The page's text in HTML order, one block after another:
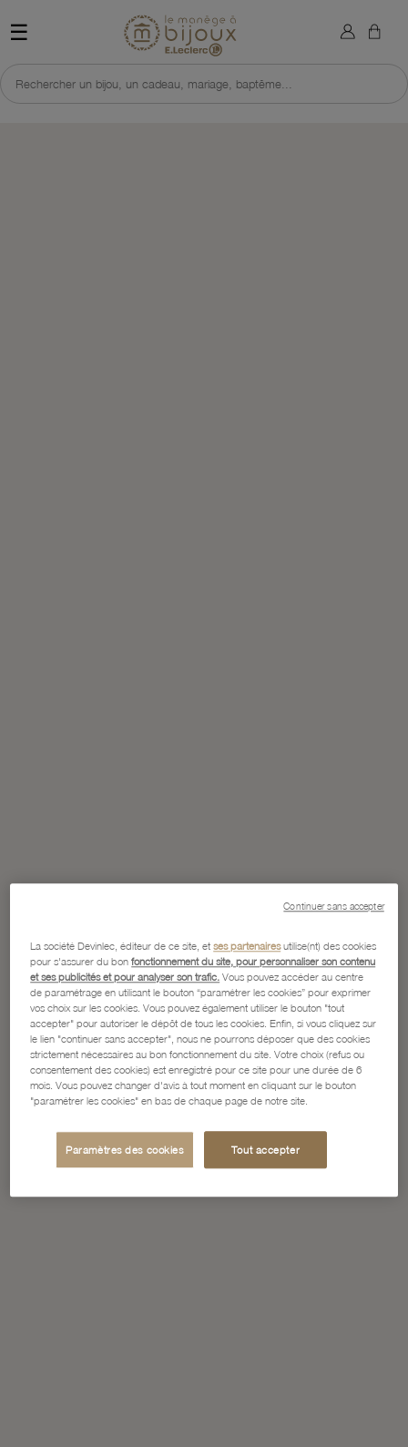
☰ Retour à l'accueil du site
Rechercher un bijou, un cadeau, mariage, baptême...
×
La société Devinlec, éditeur de ce site, etses partenairesutilise(nt) des cookies
pour s'assurer du bonfonctionnement du site, pour personnaliser son contenu
et ses publicités et pour analyser son trafic. Vous pouvez accéder au centre
de paramétrage en utilisant le bouton “paramétrer les cookies” pour exprimer
vos choix sur les cookies. Vous pouvez également utiliser le bouton "tout
accepter" pour autoriser le dépôt de tous les cookies. Enfin, si vous cliquez sur
le lien "continuer sans accepter", nous ne pourrons déposer que des cookies
strictement nécessaires au bon fonctionnement du site. Votre choix (refus ou
consentement des cookies) est enregistré pour ce site pour une durée de 6
mois. Vous pouvez changer d'avis à tout moment en cliquant sur le bouton
"paramétrer les cookies" en bas de chaque page de notre site.
Paramètres des cookies Tout accepter
Continuer sans accepter